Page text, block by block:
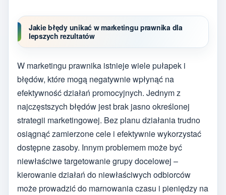
Jakie błędy unikać w marketingu prawnika dla
lepszych rezultatów
W marketingu prawnika istnieje wiele pułapek i
błędów, które mogą negatywnie wpłynąć na
efektywność działań promocyjnych. Jednym z
najczęstszych błędów jest brak jasno określonej
strategii marketingowej. Bez planu działania trudno
osiągnąć zamierzone cele i efektywnie wykorzystać
dostępne zasoby. Innym problemem może być
niewłaściwe targetowanie grupy docelowej –
kierowanie działań do niewłaściwych odbiorców
może prowadzić do marnowania czasu i pieniędzy na